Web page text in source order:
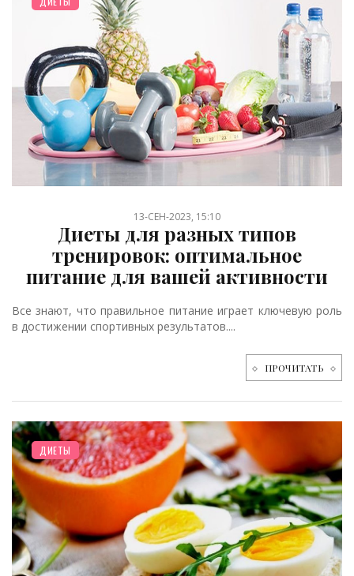
13-СЕН-2023, 15:10
Диеты для разных типов
тренировок: оптимальное
питание для вашей активности
Все знают, что правильное питание играет ключевую роль
в достижении спортивных результатов....
ПРОЧИТАТЬ
ДИЕТЫ